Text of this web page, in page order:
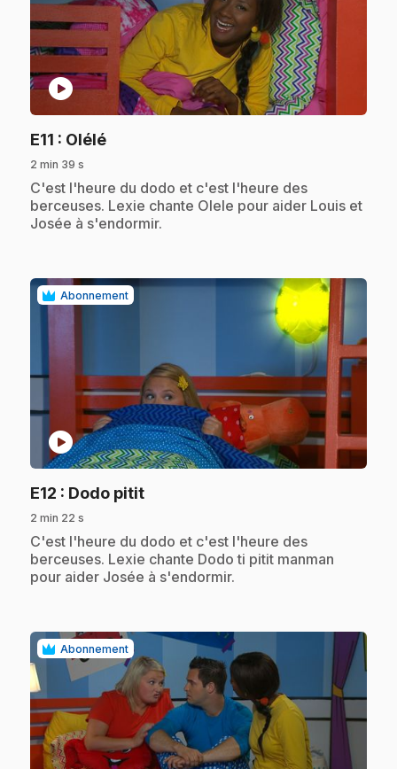
play_circle
E11 : Olélé.
2 min 39 s
.C'est l'heure du dodo et c'est l'heure des
berceuses. Lexie chante Olele pour aider Louis et
Josée à s'endormir.
Abonnement
play_circle
E12 : Dodo pitit.
2 min 22 s
.C'est l'heure du dodo et c'est l'heure des
berceuses. Lexie chante Dodo ti pitit manman
pour aider Josée à s'endormir.
Abonnement